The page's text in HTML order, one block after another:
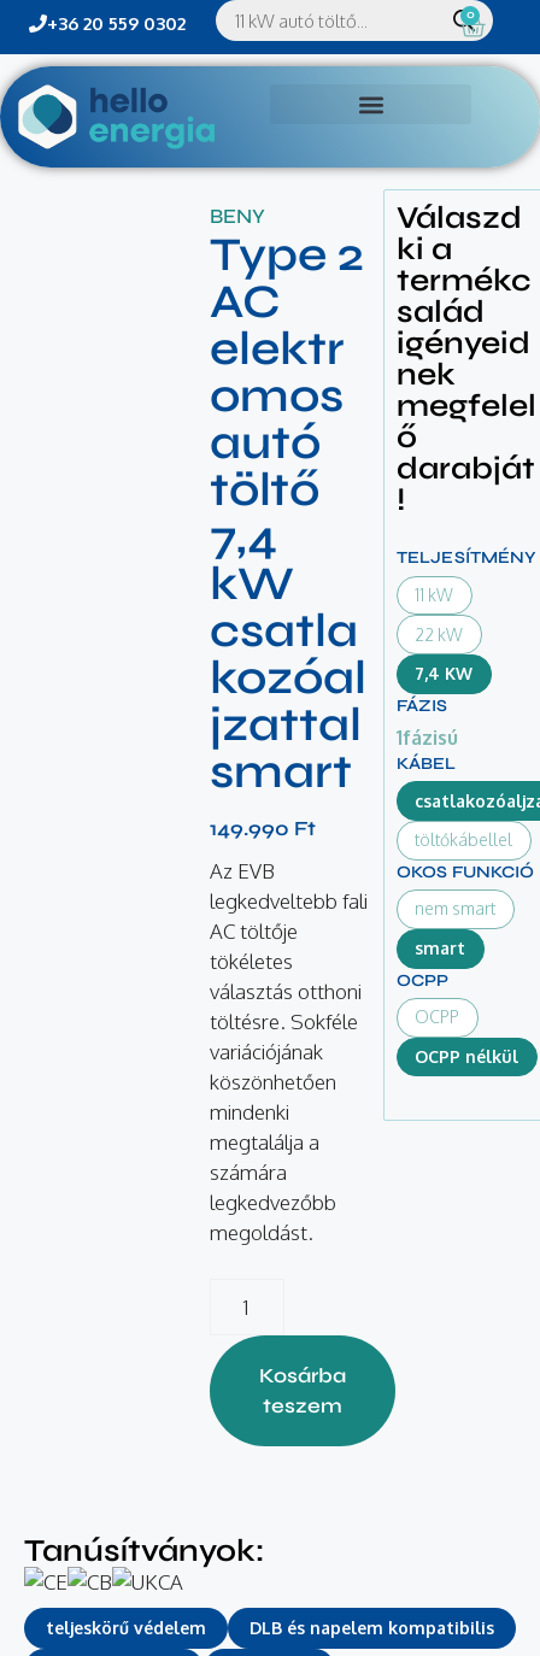
+36 20 559 0302 0
BENY
Type 2
AC
elektr
omos
autó
töltő
7,4
kW
csatla
kozóal
jzattal
smart
149.990 Ft
Az EVB
legkedveltebb fali
AC töltője
tökéletes
választás otthoni
töltésre. Sokféle
variációjának
köszönhetően
mindenki
megtalálja a
számára
legkedvezőbb
megoldást.
Kosárba
teszem
Válaszd
ki a
termékc
salád
igényeid
nek
megfelel
ő
darabját
!
TELJESÍTMÉNY
11 kW
22 kW
7,4 KW
FÁZIS
1fázisú
KÁBEL
töltőkábellel
OKOS FUNKCIÓ
nem smart
smart
OCPP
OCPP
OCPP nélkül
Tanúsítványok:
teljeskörű védelem
DLB és napelem kompatibilis